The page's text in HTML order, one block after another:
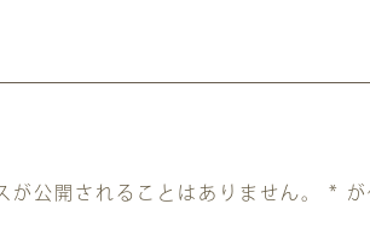
が公開されることはありません。 *